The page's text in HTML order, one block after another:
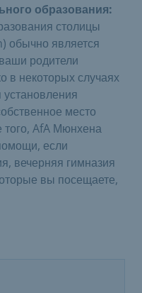
образования:
столицы
обычно является
родители
некоторых случаях
место
AfA Мюнхена
если
вечерняя гимназия
вы посещаете,